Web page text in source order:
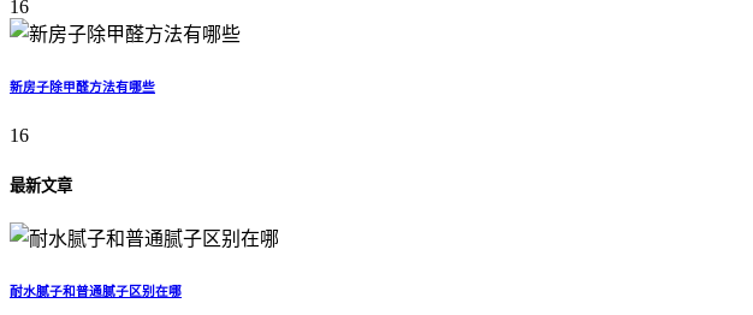
16
新房子除甲醛方法有哪些
16
最新文章
耐水腻子和普通腻子区别在哪